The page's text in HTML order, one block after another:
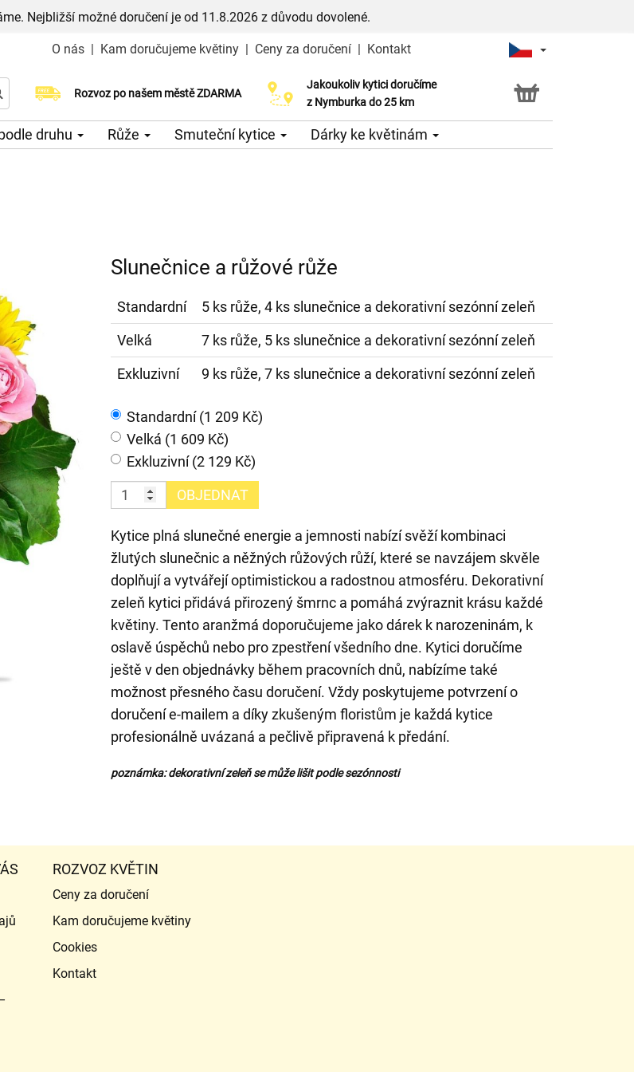
Nejbližší možné doručení je od 11.8.2026 z důvodu dovolené.
O nás | Kam doručujeme květiny | Ceny za doručení | Kontakt
Rozvoz po našem městě ZDARMA
Možný výběr času a dne doručení
Jakoukoliv kytici doručíme
z Nymburka do 25 km
Možnost vyzvednout v naší květince
druhu Růže Smuteční kytice Dárky ke květinám
Slunečnice a růžové růže
Standardní
5 ks růže, 4 ks slunečnice a dekorativní sezónní zeleň
Velká
7 ks růže, 5 ks slunečnice a dekorativní sezónní zeleň
Exkluzivní
9 ks růže, 7 ks slunečnice a dekorativní sezónní zeleň
Standardní (1 209 Kč)
Velká (1 609 Kč)
Exkluzivní (2 129 Kč)
OBJEDNAT
Kytice plná slunečné energie a jemnosti nabízí svěží kombinaci
žlutých slunečnic a něžných růžových růží, které se navzájem skvěle
doplňují a vytvářejí optimistickou a radostnou atmosféru. Dekorativní
zeleň kytici přidává přirozený šmrnc a pomáhá zvýraznit krásu každé
květiny. Tento aranžmá doporučujeme jako dárek k narozeninám, k
oslavě úspěchů nebo pro zpestření všedního dne. Kytici doručíme
ještě v den objednávky během pracovních dnů, nabízíme také
možnost přesného času doručení. Vždy poskytujeme potvrzení o
doručení e-mailem a díky zkušeným floristům je každá kytice
profesionálně uvázaná a pečlivě připravená k předání.
poznámka: dekorativní zeleň se může lišit podle sezónnosti
ROZVOZ KVĚTIN
Ceny za doručení
Kam doručujeme květiny
Cookies
Kontakt